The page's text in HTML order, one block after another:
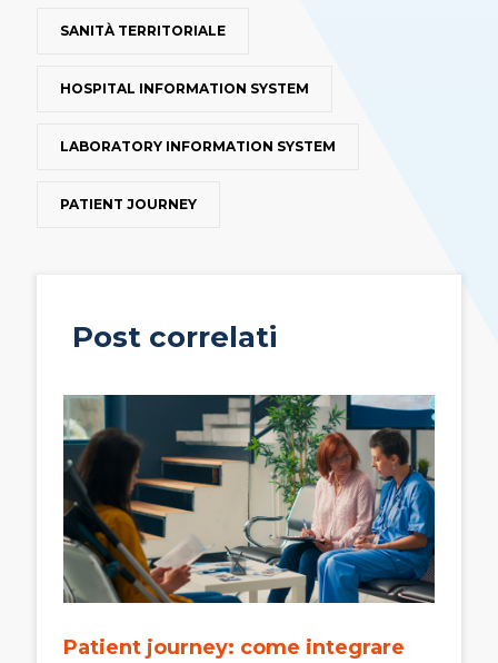
SANITÀ TERRITORIALE
HOSPITAL INFORMATION SYSTEM
LABORATORY INFORMATION SYSTEM
PATIENT JOURNEY
Post correlati
Patient journey: come integrare